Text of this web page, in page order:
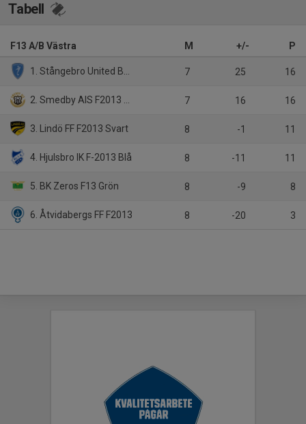
Tabell
F13 A/B Västra M +/- P
1. Stångebro United BK F2013 7 25 16
2. Smedby AIS F2013 Gul 7 16 16
3. Lindö FF F2013 Svart 8 -1 11
4. Hjulsbro IK F-2013 Blå 8 -11 11
5. BK Zeros F13 Grön 8 -9 8
6. Åtvidabergs FF F2013 8 -20 3